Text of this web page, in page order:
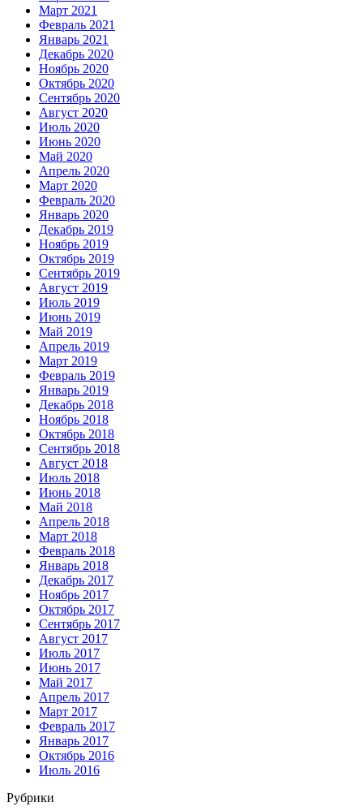
Март 2021
Февраль 2021
Январь 2021
Декабрь 2020
Ноябрь 2020
Октябрь 2020
Сентябрь 2020
Август 2020
Июль 2020
Июнь 2020
Май 2020
Апрель 2020
Март 2020
Февраль 2020
Январь 2020
Декабрь 2019
Ноябрь 2019
Октябрь 2019
Сентябрь 2019
Август 2019
Июль 2019
Июнь 2019
Май 2019
Апрель 2019
Март 2019
Февраль 2019
Январь 2019
Декабрь 2018
Ноябрь 2018
Октябрь 2018
Сентябрь 2018
Август 2018
Июль 2018
Июнь 2018
Май 2018
Апрель 2018
Март 2018
Февраль 2018
Январь 2018
Декабрь 2017
Ноябрь 2017
Октябрь 2017
Сентябрь 2017
Август 2017
Июль 2017
Июнь 2017
Май 2017
Апрель 2017
Март 2017
Февраль 2017
Январь 2017
Октябрь 2016
Июль 2016
Рубрики